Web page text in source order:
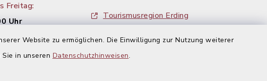
Website zu ermöglichen. Die Einwilligung zur Nutzung weiterer
in unseren Datenschutzhinweisen.
Freitag:
Uhr
Donnerstag:
Uhr
Tourismusregion Erding
Ausschreibungen